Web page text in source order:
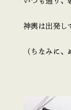
神輿は出発し
（ちなみに